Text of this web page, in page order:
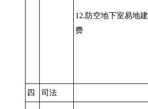
12.防空地下室易地
费
四 司法